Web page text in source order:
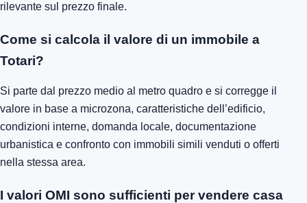
rilevante sul prezzo finale.
Come si calcola il valore di un immobile a
Totari?
Si parte dal prezzo medio al metro quadro e si corregge il
valore in base a microzona, caratteristiche dell’edificio,
condizioni interne, domanda locale, documentazione
urbanistica e confronto con immobili simili venduti o offerti
nella stessa area.
I valori OMI sono sufficienti per vendere casa